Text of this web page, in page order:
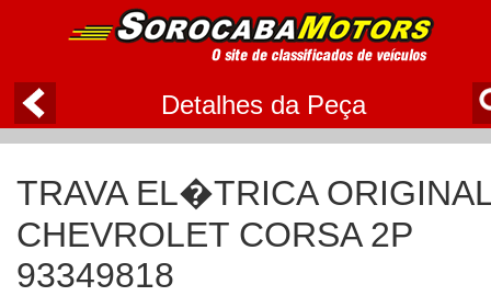
Detalhes da Peça
TRAVA EL�TRICA
CHEVROLET CORSA 2P
93349818